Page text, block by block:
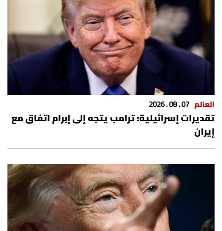
العالم 07 . 08 . 2026
تقديرات إسرائيلية: ترامب يتجه إلى إبرام اتفاق مع
إيران